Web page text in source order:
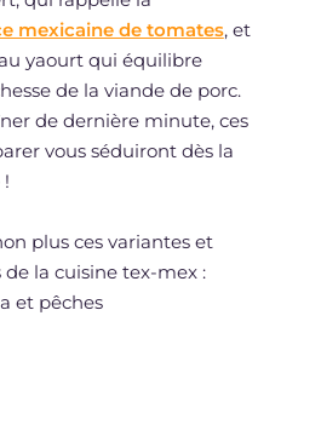
mexicaine de tomates, et
yaourt qui équilibre
de la viande de porc.
de dernière minute, ces
vous séduiront dès la
plus ces variantes et
la cuisine tex-mex :
et pêches